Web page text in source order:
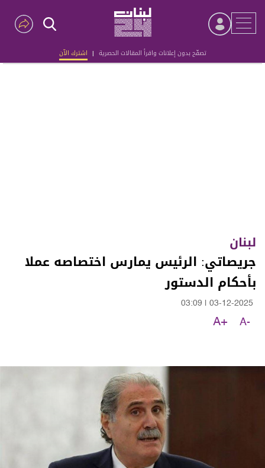
تصفّح بدون إعلانات واقرأ المقالات الحصرية | اشترك الآن
Advertisement
لبنان
جريصاتي: الرئيس يمارس اختصاصه عملا
بأحكام الدستور
03-12-2025
03:09
A-
A+